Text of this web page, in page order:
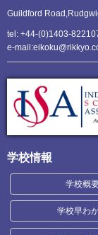
Guildford
tel: +44-(0)1403-
e-
学校情報
学校概
学校早わ